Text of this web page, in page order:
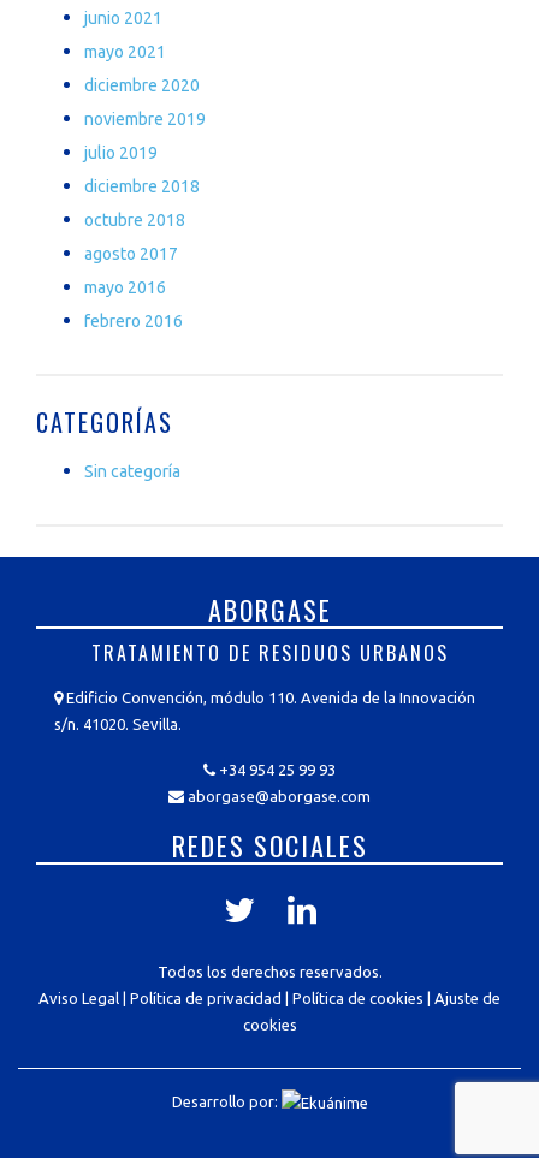
junio 2021
mayo 2021
diciembre 2020
noviembre 2019
julio 2019
diciembre 2018
octubre 2018
agosto 2017
mayo 2016
febrero 2016
CATEGORÍAS
Sin categoría
ABORGASE
TRATAMIENTO DE RESIDUOS URBANOS
Edificio Convención, módulo 110. Avenida de la Innovación
s/n. 41020. Sevilla.
+34 954 25 99 93
aborgase@aborgase.com
REDES SOCIALES
Todos los derechos reservados.
Aviso Legal | Política de privacidad | Política de cookies | Ajuste de
cookies
Desarrollo por: